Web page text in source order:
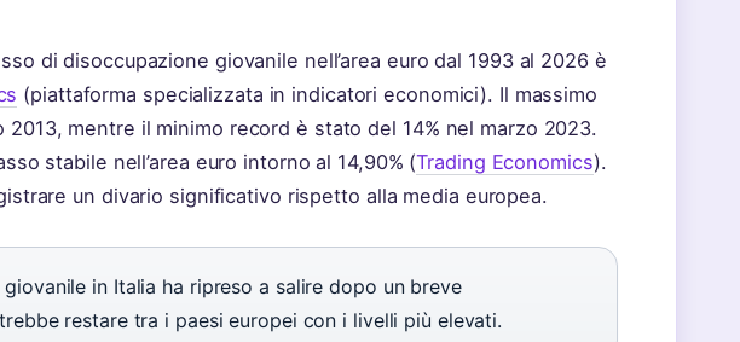
di disoccupazione giovanile nell’area euro dal 1993 al 2026 è
(piattaforma specializzata in indicatori economici). Il massimo
mentre il minimo record è stato del 14% nel marzo 2023.
stabile nell’area euro intorno al 14,90% (Trading Economics).
un divario significativo rispetto alla media europea.
in Italia ha ripreso a salire dopo un breve
restare tra i paesi europei con i livelli più elevati.